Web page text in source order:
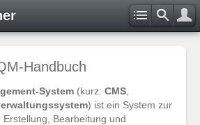
Handbuch
System (kurz: CMS
) ist ein System zur
Bearbeitung und